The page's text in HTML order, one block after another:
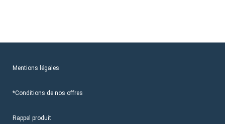
Mentions légales
*Conditions de nos offres
Rappel produit